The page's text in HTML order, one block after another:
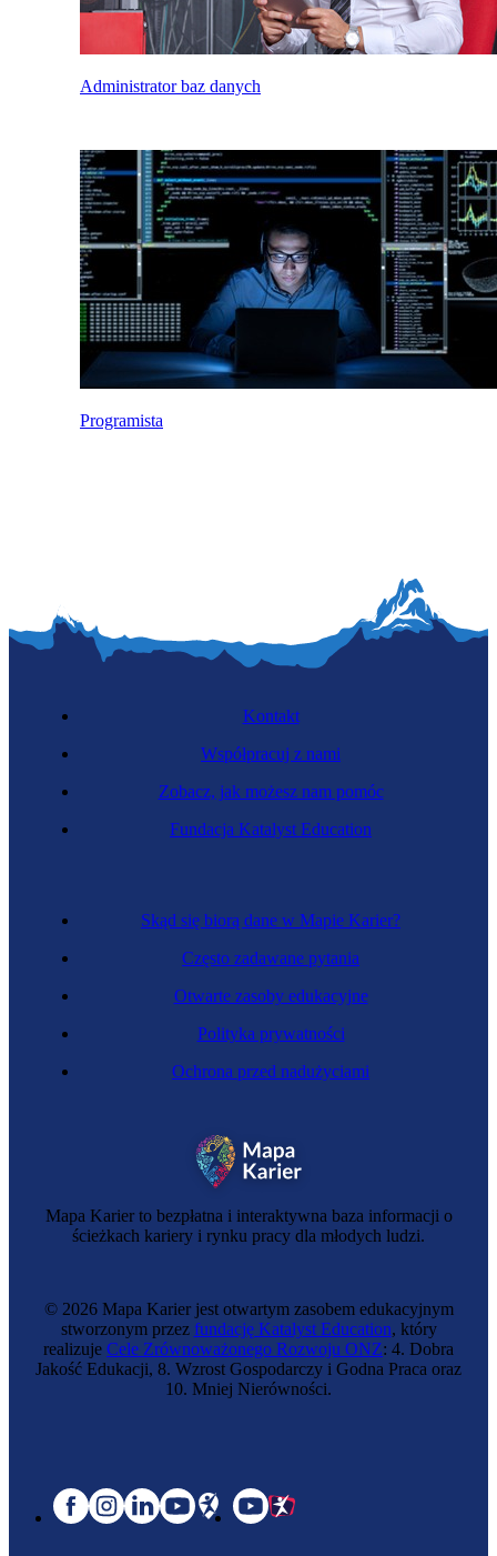
Administrator baz danych
Programista
Mapa Karier to bezpłatna i interaktywna baza informacji o
ścieżkach kariery i rynku pracy dla młodych ludzi.
Skąd się biorą dane w Mapie Karier?
Często zadawane pytania
Otwarte zasoby edukacyjne
Polityka prywatności
Ochrona przed nadużyciami
Kontakt
Współpracuj z nami
Zobacz, jak możesz nam pomóc
Fundacja Katalyst Education
© 2026 Mapa Karier jest otwartym zasobem edukacyjnym
stworzonym przez fundację Katalyst Education, który
realizuje Cele Zrównoważonego Rozwoju ONZ: 4. Dobra
Jakość Edukacji, 8. Wzrost Gospodarczy i Godna Praca oraz
10. Mniej Nierówności.